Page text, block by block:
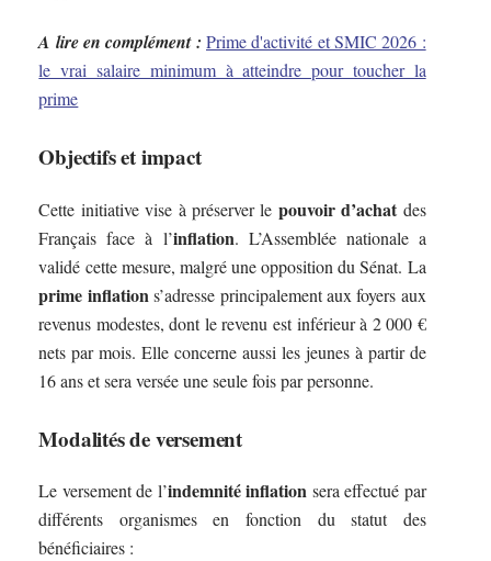
A lire en complément : Prime d'activité et SMIC 2026 :
le vrai salaire minimum à atteindre pour toucher la
prime
Objectifs et impact
Cette initiative vise à préserver le pouvoir d’achat des
Français face à l’inflation. L’Assemblée nationale a
validé cette mesure, malgré une opposition du Sénat. La
prime inflation s’adresse principalement aux foyers aux
revenus modestes, dont le revenu est inférieur à 2 000 €
nets par mois. Elle concerne aussi les jeunes à partir de
16 ans et sera versée une seule fois par personne.
Modalités de versement
Le versement de l’indemnité inflation sera effectué par
différents organismes en fonction du statut des
bénéficiaires :